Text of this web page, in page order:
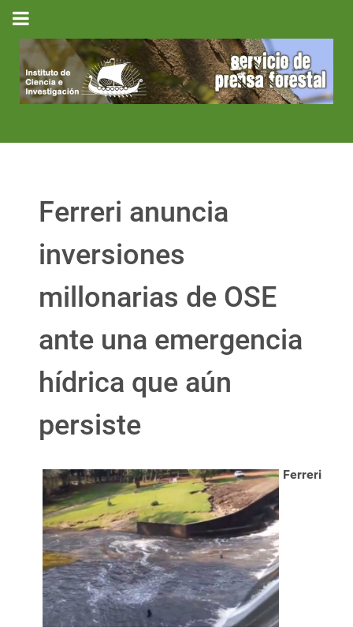
Ferreri anuncia
inversiones
millonarias de OSE
ante una emergencia
hídrica que aún
persiste
Ferreri